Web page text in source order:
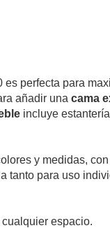
es perfecta para
añadir una cama
incluye
y medidas,
tanto para uso
espacio.